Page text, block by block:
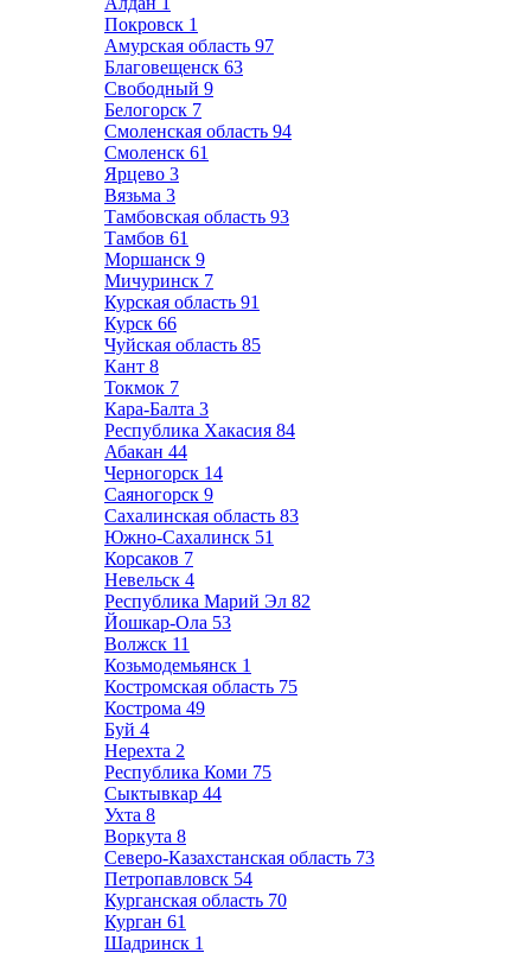
Покровск 1
Амурская область 97
Благовещенск 63
Свободный 9
Белогорск 7
Смоленская область 94
Смоленск 61
Ярцево 3
Вязьма 3
Тамбовская область 93
Тамбов 61
Моршанск 9
Мичуринск 7
Курская область 91
Курск 66
Чуйская область 85
Кант 8
Токмок 7
Кара-Балта 3
Республика Хакасия 84
Абакан 44
Черногорск 14
Саяногорск 9
Сахалинская область 83
Южно-Сахалинск 51
Корсаков 7
Невельск 4
Республика Марий Эл 82
Йошкар-Ола 53
Волжск 11
Козьмодемьянск 1
Костромская область 75
Кострома 49
Буй 4
Нерехта 2
Республика Коми 75
Сыктывкар 44
Ухта 8
Воркута 8
Северо-Казахстанская область 73
Петропавловск 54
Курганская область 70
Курган 61
Шадринск 1